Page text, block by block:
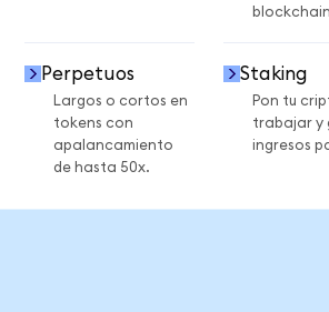
Perpetuos
Largos o cortos en
tokens con
apalancamiento
de hasta 50x.
Staking
Pon tu
trabajar y
ingresos